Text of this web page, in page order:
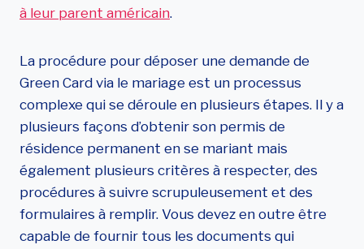
r
e
n
d
i
à leur parent américain.
La procédure pour déposer une demande de
Green Card via le mariage est un processus
complexe qui se déroule en plusieurs étapes. Il y a
plusieurs façons d’obtenir son permis de
résidence permanent en se mariant mais
également plusieurs critères à respecter, des
procédures à suivre scrupuleusement et des
formulaires à remplir. Vous devez en outre être
capable de fournir tous les documents qui